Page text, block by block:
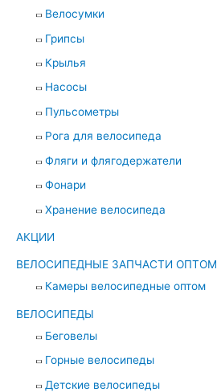
Велосумки
Грипсы
Крылья
Насосы
Пульсометры
Рога для велосипеда
Фляги и флягодержатели
Фонари
Хранение велосипеда
АКЦИИ
ВЕЛОСИПЕДНЫЕ ЗАПЧАСТИ ОПТОМ
Камеры велосипедные оптом
ВЕЛОСИПЕДЫ
Беговелы
Горные велосипеды
Детские велосипеды